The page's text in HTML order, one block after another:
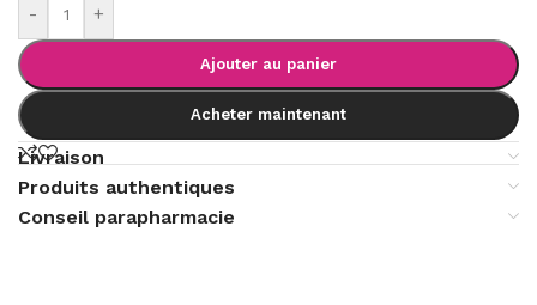
- +
Ajouter au panier
Acheter maintenant
Livraison
Produits authentiques
Conseil parapharmacie